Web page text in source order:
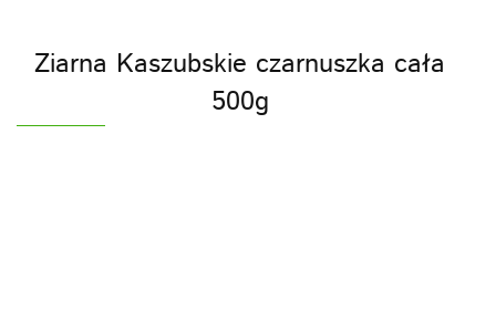
Ziarna Kaszubskie czarnuszka cała
500g